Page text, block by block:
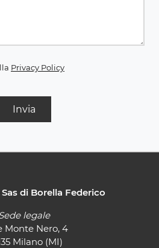
Privacy Policy
Invia
di Borella Federico
legale
Monte Nero, 4
Milano (MI)